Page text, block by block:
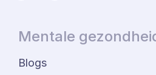
Mentale
Blogs